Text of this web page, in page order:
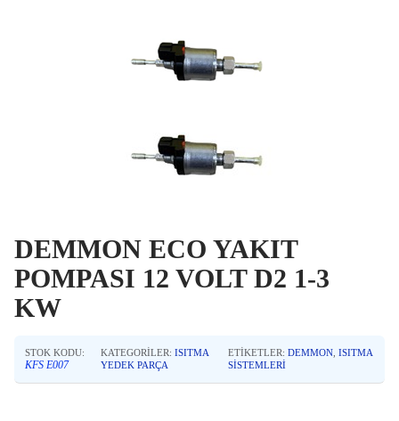
DEMMON ECO YAKIT
POMPASI 12 VOLT D2 1-3
KW
STOK KODU:
KFS E007
KATEGORILER: ISITMA
YEDEK PARÇA
ETIKETLER: DEMMON, ISITMA
SISTEMLERI